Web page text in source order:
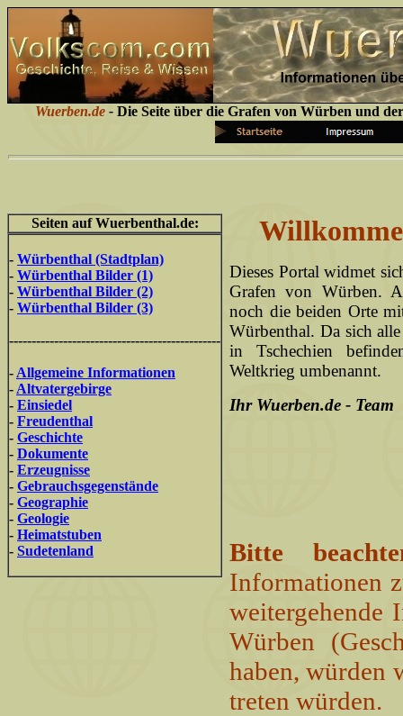
Wuerben.de - Die Seite über die Grafen von Würben und
Seiten auf Wuerbenthal.de:
- Würbenthal (Stadtplan)
- Würbenthal Bilder (1)
- Würbenthal Bilder (2)
- Würbenthal Bilder (3)
-----------------------------------------------
- Allgemeine Informationen
- Altvatergebirge
- Einsiedel
- Freudenthal
- Geschichte
- Dokumente
- Erzeugnisse
- Gebrauchsgegenstände
- Geographie
- Geologie
- Heimatstuben
- Sudetenland
Dieses Portal widmet
Grafen von Würben.
noch die beiden Orte
Würbenthal. Da sich
in Tschechien
Weltkrieg umbenannt.
Ihr Wuerben.de - Team
Bitte
Informationen
weitergehende
Würben
haben, würden
treten würden.